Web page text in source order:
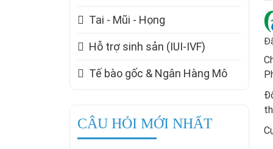
Tai - Mũi - Họng
Hỗ trợ sinh sản (IUI-IVF)
Tế bào gốc & Ngân Hàng Mô
CÂU HỎI MỚI NHẤT